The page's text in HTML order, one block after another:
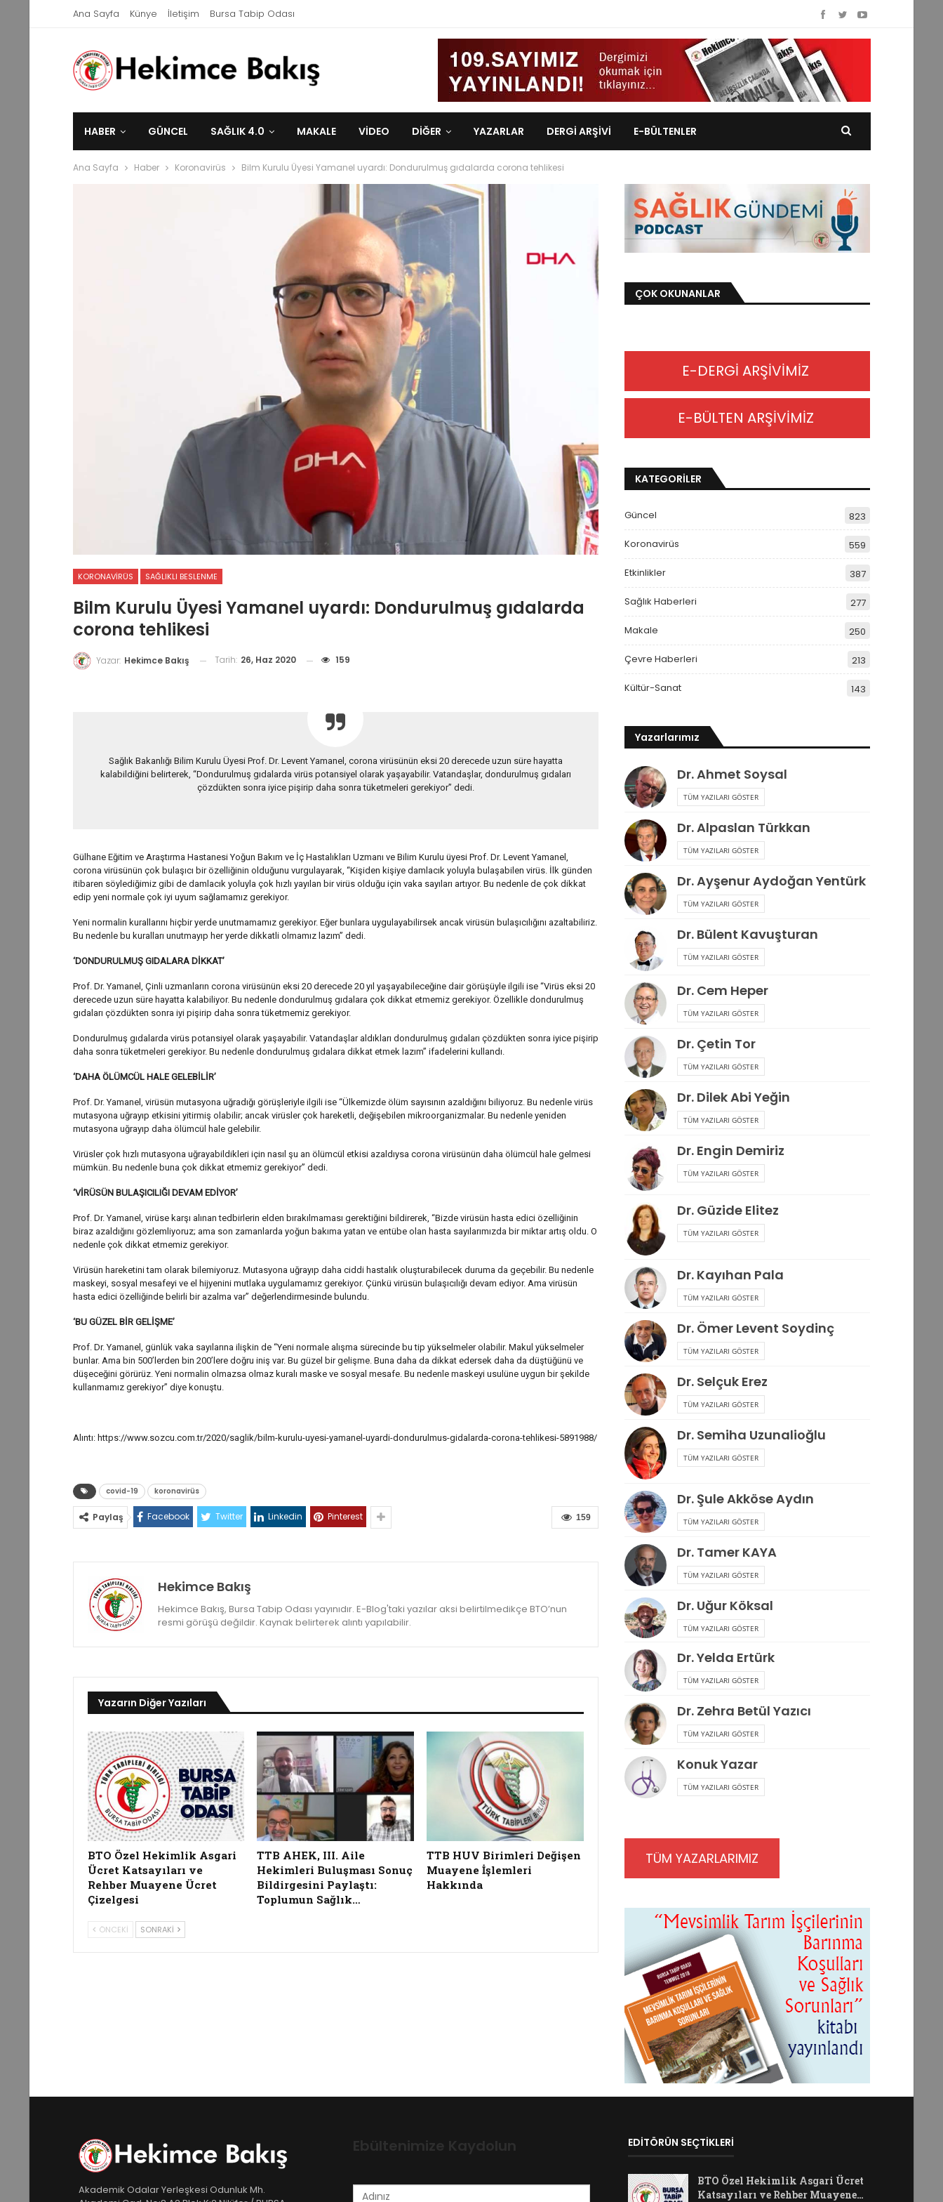
Ana Sayfa Künye İletişim Bursa Tabip Odası
HABER GÜNCEL SAĞLIK 4.0 MAKALE VIDEO DİĞER YAZARLAR DERGI ARŞIVI E-BÜLTENLER
Ana Sayfa Haber Koronavirüs Bilm Kurulu Üyesi Yamanel uyardı: Dondurulmuş gıdalarda corona tehlikesi
KORONAVIRÜS SAĞLIKLI BESLENME
Bilm Kurulu Üyesi Yamanel uyardı: Dondurulmuş gıdalarda
corona tehlikesi
Yazar: Hekimce Bakış Tarih: 26, Haz 2020 159
Sağlık Bakanlığı Bilim Kurulu Üyesi Prof. Dr. Levent Yamanel, corona virüsünün eksi 20 derecede uzun süre hayatta
kalabildiğini belirterek, “Dondurulmuş gıdalarda virüs potansiyel olarak yaşayabilir. Vatandaşlar, dondurulmuş gıdaları
çözdükten sonra iyice pişirip daha sonra tüketmeleri gerekiyor” dedi.
Gülhane Eğitim ve Araştırma Hastanesi Yoğun Bakım ve İç Hastalıkları Uzmanı ve Bilim Kurulu üyesi Prof. Dr. Levent Yamanel,
corona virüsünün çok bulaşıcı bir özelliğinin olduğunu vurgulayarak, “Kişiden kişiye damlacık yoluyla bulaşabilen virüs. İlk günden
itibaren söylediğimiz gibi de damlacık yoluyla çok hızlı yayılan bir virüs olduğu için vaka sayıları artıyor. Bu nedenle de çok dikkat
edip yeni normale çok iyi uyum sağlamamız gerekiyor.
Yeni normalin kurallarını hiçbir yerde unutmamamız gerekiyor. Eğer bunlara uygulayabilirsek ancak virüsün bulaşıcılığını azaltabiliriz.
Bu nedenle bu kuralları unutmayıp her yerde dikkatli olmamız lazım” dedi.
‘DONDURULMUŞ GIDALARA DİKKAT’
Prof. Dr. Yamanel, Çinli uzmanların corona virüsünün eksi 20 derecede 20 yıl yaşayabileceğine dair görüşüyle ilgili ise “Virüs eksi 20
derecede uzun süre hayatta kalabiliyor. Bu nedenle dondurulmuş gıdalara çok dikkat etmemiz gerekiyor. Özellikle dondurulmuş
gıdaları çözdükten sonra iyi pişirip daha sonra tüketmemiz gerekiyor.
Dondurulmuş gıdalarda virüs potansiyel olarak yaşayabilir. Vatandaşlar aldıkları dondurulmuş gıdaları çözdükten sonra iyice pişirip
daha sonra tüketmeleri gerekiyor. Bu nedenle dondurulmuş gıdalara dikkat etmek lazım” ifadelerini kullandı.
‘DAHA ÖLÜMCÜL HALE GELEBİLİR’
Prof. Dr. Yamanel, virüsün mutasyona uğradığı görüşleriyle ilgili ise “Ülkemizde ölüm sayısının azaldığını biliyoruz. Bu nedenle virüs
mutasyona uğrayıp etkisini yitirmiş olabilir; ancak virüsler çok hareketli, değişebilen mikroorganizmalar. Bu nedenle yeniden
mutasyona uğrayıp daha ölümcül hale gelebilir.
Virüsler çok hızlı mutasyona uğrayabildikleri için nasıl şu an ölümcül etkisi azaldıysa corona virüsünün daha ölümcül hale gelmesi
mümkün. Bu nedenle buna çok dikkat etmemiz gerekiyor” dedi.
‘VİRÜSÜN BULAŞICILIĞI DEVAM EDİYOR’
Prof. Dr. Yamanel, virüse karşı alınan tedbirlerin elden bırakılmaması gerektiğini bildirerek, “Bizde virüsün hasta edici özelliğinin
biraz azaldığını gözlemliyoruz; ama son zamanlarda yoğun bakıma yatan ve entübe olan hasta sayılarımızda bir miktar artış oldu. O
nedenle çok dikkat etmemiz gerekiyor.
Virüsün hareketini tam olarak bilemiyoruz. Mutasyona uğrayıp daha ciddi hastalık oluşturabilecek duruma da geçebilir. Bu nedenle
maskeyi, sosyal mesafeyi ve el hijyenini mutlaka uygulamamız gerekiyor. Çünkü virüsün bulaşıcılığı devam ediyor. Ama virüsün
hasta edici özelliğinde belirli bir azalma var” değerlendirmesinde bulundu.
‘BU GÜZEL BİR GELİŞME’
Prof. Dr. Yamanel, günlük vaka sayılarına ilişkin de “Yeni normale alışma sürecinde bu tip yükselmeler olabilir. Makul yükselmeler
bunlar. Ama bin 500’lerden bin 200’lere doğru iniş var. Bu güzel bir gelişme. Buna daha da dikkat edersek daha da düştüğünü ve
düşeceğini görürüz. Yeni normalin olmazsa olmaz kuralı maske ve sosyal mesafe. Bu nedenle maskeyi usulüne uygun bir şekilde
kullanmamız gerekiyor” diye konuştu.
Alıntı: https://www.sozcu.com.tr/2020/saglik/bilm-kurulu-uyesi-yamanel-uyardi-dondurulmus-gidalarda-corona-tehlikesi-5891988/
covid-19 koronavirüs
159
Paylaş Facebook Twitter Linkedin Pinterest
Hekimce Bakış
Hekimce Bakış, Bursa Tabip Odası yayınıdır. E-Blog'taki yazılar aksi belirtilmedikçe BTO’nun
resmi görüşü değildir. Kaynak belirterek alıntı yapılabilir.
Yazarın Diğer Yazıları
BTO Özel Hekimlik Asgari
Ücret Katsayıları ve
Rehber Muayene Ücret
Çizelgesi
TTB AHEK, III. Aile
Hekimleri Buluşması Sonuç
Bildirgesini Paylaştı:
Toplumun Sağlık…
TTB HUV Birimleri Değişen
Muayene İşlemleri
Hakkında
ÖNCEKI SONRAKI
ÇOK OKUNANLAR
E-DERGİ ARŞİVİMİZ
E-BÜLTEN ARŞİVİMİZ
KATEGORİLER
Güncel 823
Koronavirüs 559
Etkinlikler 387
Sağlık Haberleri 277
Makale 250
Çevre Haberleri 213
Kültür-Sanat 143
Yazarlarımız
Dr. Ahmet Soysal
TÜM YAZILARI GÖSTER
Dr. Alpaslan Türkkan
TÜM YAZILARI GÖSTER
Dr. Ayşenur Aydoğan Yentürk
TÜM YAZILARI GÖSTER
Dr. Bülent Kavuşturan
TÜM YAZILARI GÖSTER
Dr. Cem Heper
TÜM YAZILARI GÖSTER
Dr. Çetin Tor
TÜM YAZILARI GÖSTER
Dr. Dilek Abi Yeğin
TÜM YAZILARI GÖSTER
Dr. Engin Demiriz
TÜM YAZILARI GÖSTER
Dr. Güzide Elitez
TÜM YAZILARI GÖSTER
Dr. Kayıhan Pala
TÜM YAZILARI GÖSTER
Dr. Ömer Levent Soydinç
TÜM YAZILARI GÖSTER
Dr. Selçuk Erez
TÜM YAZILARI GÖSTER
Dr. Semiha Uzunalioğlu
TÜM YAZILARI GÖSTER
Dr. Şule Akköse Aydın
TÜM YAZILARI GÖSTER
Dr. Tamer KAYA
TÜM YAZILARI GÖSTER
Dr. Uğur Köksal
TÜM YAZILARI GÖSTER
Dr. Yelda Ertürk
TÜM YAZILARI GÖSTER
Dr. Zehra Betül Yazıcı
TÜM YAZILARI GÖSTER
Konuk Yazar
TÜM YAZILARI GÖSTER
TÜM YAZARLARIMIZ
Akademik Odalar Yerleşkesi Odunluk Mh.
Ebültenimize Kaydolun EDİTÖRÜN SEÇTİKLERİ
BTO Özel Hekimlik Asgari Ücret
Katsayıları ve Rehber Muayene…